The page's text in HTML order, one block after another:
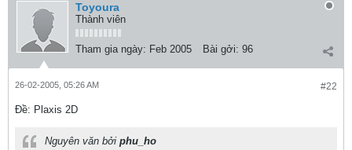
Toyoura
Thành viên
Tham gia ngày: Feb 2005 Bài gởi: 96
#22
26-02-2005, 05:26 AM
Ðề: Plaxis 2D
Nguyên văn bởi phu_ho